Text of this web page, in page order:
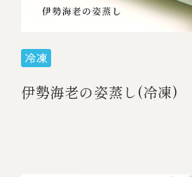
(中納言/鉄板焼ひかり)
鉄板焼ひかり
お弁当（冷凍）
伊勢海老の姿蒸し(冷凍)